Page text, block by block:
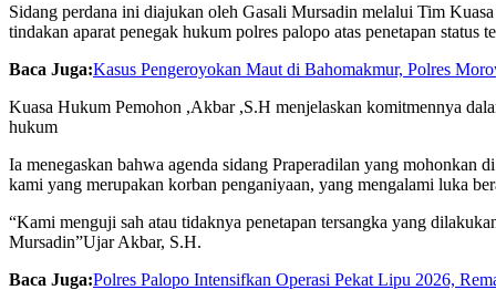
Sidang perdana ini diajukan oleh Gasali Mursadin melalui Tim
tindakan aparat penegak hukum polres palopo atas penetapan status
Baca Juga:Kasus Pengeroyokan Maut di Bahomakmur, Polres
Kuasa Hukum Pemohon ,Akbar ,S.H menjelaskan komitmennya
hukum
Ia menegaskan bahwa agenda sidang Praperadilan yang
kami yang merupakan korban penganiyaan, yang mengalami luka
“Kami menguji sah atau tidaknya penetapan tersangka yang
Mursadin”Ujar Akbar, S.H.
Baca Juga:Polres Palopo Intensifkan Operasi Pekat Lipu 2026,